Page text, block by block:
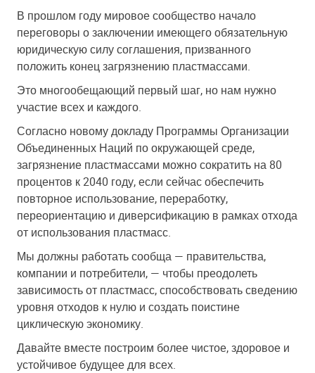
В прошлом году мировое сообщество начало
переговоры о заключении имеющего обязательную
юридическую силу соглашения, призванного
положить конец загрязнению пластмассами.
Это многообещающий первый шаг, но нам нужно
участие всех и каждого.
Согласно новому докладу Программы Организации
Объединенных Наций по окружающей среде,
загрязнение пластмассами можно сократить на 80
процентов к 2040 году, если сейчас обеспечить
повторное использование, переработку,
переориентацию и диверсификацию в рамках отхода
от использования пластмасс.
Мы должны работать сообща — правительства,
компании и потребители, — чтобы преодолеть
зависимость от пластмасс, способствовать сведению
уровня отходов к нулю и создать поистине
циклическую экономику.
Давайте вместе построим более чистое, здоровое и
устойчивое будущее для всех.